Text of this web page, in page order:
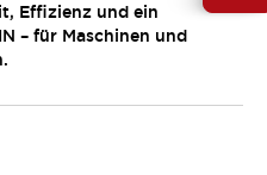
Effizienz und ein
– für Maschinen und